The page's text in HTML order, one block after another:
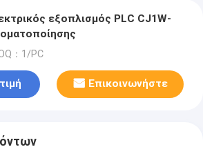
εξοπλισμός PLC CJ1W-
：1/PC
Επικοινωνήστε